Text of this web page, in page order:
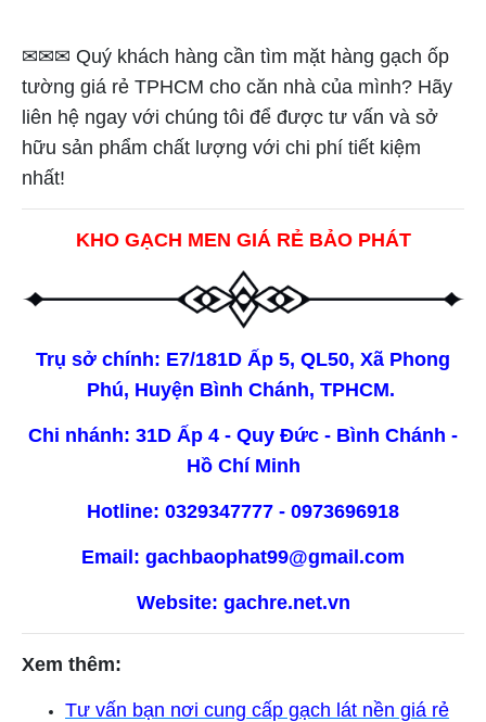
✉✉✉ Quý khách hàng cần tìm mặt hàng gạch ốp
tường giá rẻ TPHCM cho căn nhà của mình? Hãy
liên hệ ngay với chúng tôi để được tư vấn và sở
hữu sản phẩm chất lượng với chi phí tiết kiệm
nhất!
KHO GẠCH MEN GIÁ RẺ BẢO PHÁT
Trụ sở chính: E7/181D Ấp 5, QL50, Xã Phong
Phú, Huyện Bình Chánh, TPHCM.
Chi nhánh: 31D Ấp 4 - Quy Đức - Bình Chánh -
Hồ Chí Minh
Hotline: 0329347777 - 0973696918
Email: gachbaophat99@gmail.com
Website: gachre.net.vn
Xem thêm:
Tư vấn bạn nơi cung cấp gạch lát nền giá rẻ